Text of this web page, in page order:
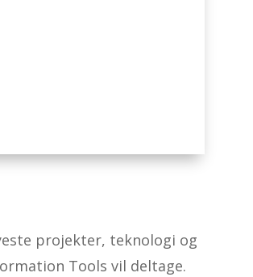
projekter, teknologi og
Tools vil deltage.